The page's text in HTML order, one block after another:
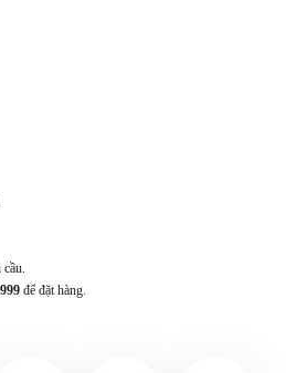
cầu.
để đặt hàng.